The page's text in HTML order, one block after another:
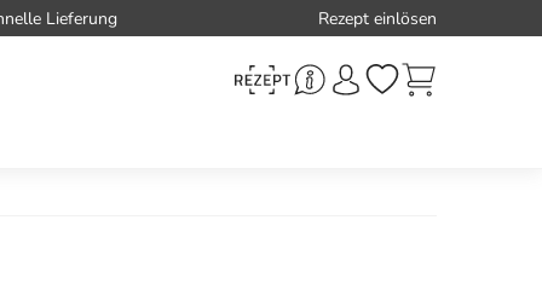
Lieferung Rezept einlösen